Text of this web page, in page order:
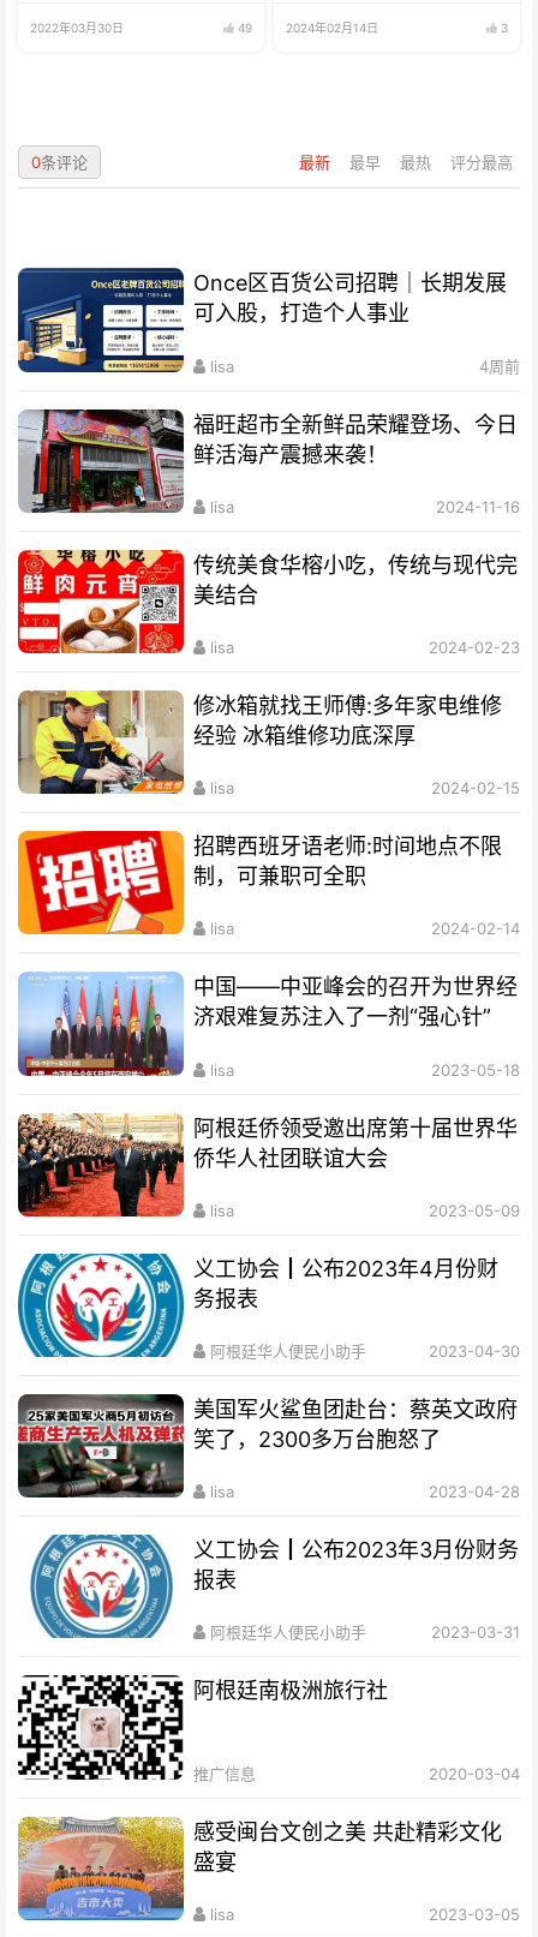
2022年03月30日 49 2024年02月14日 3
最新 最早 最热 评分最高
0条评论
Once区百货公司招聘｜长期发展
可入股，打造个人事业
lisa 4周前
福旺超市全新鲜品荣耀登场、今日
鲜活海产震撼来袭！
lisa 2024-11-16
传统美食华榕小吃，传统与现代完
美结合
lisa 2024-02-23
修冰箱就找王师傅:多年家电维修
经验 冰箱维修功底深厚
lisa 2024-02-15
招聘西班牙语老师:时间地点不限
制，可兼职可全职
lisa 2024-02-14
中国——中亚峰会的召开为世界经
济艰难复苏注入了一剂“强心针”
lisa 2023-05-18
阿根廷侨领受邀出席第十届世界华
侨华人社团联谊大会
lisa 2023-05-09
义工协会┃公布2023年4月份财
务报表
阿根廷华人便民小助手 2023-04-30
美国军火鲨鱼团赴台：蔡英文政府
笑了，2300多万台胞怒了
lisa 2023-04-28
义工协会┃公布2023年3月份财务
报表
阿根廷华人便民小助手 2023-03-31
阿根廷南极洲旅行社
推广信息 2020-03-04
感受闽台文创之美 共赴精彩文化
盛宴
lisa 2023-03-05